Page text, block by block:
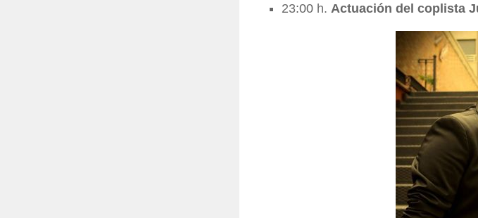
23:00 h. Actuación del coplista